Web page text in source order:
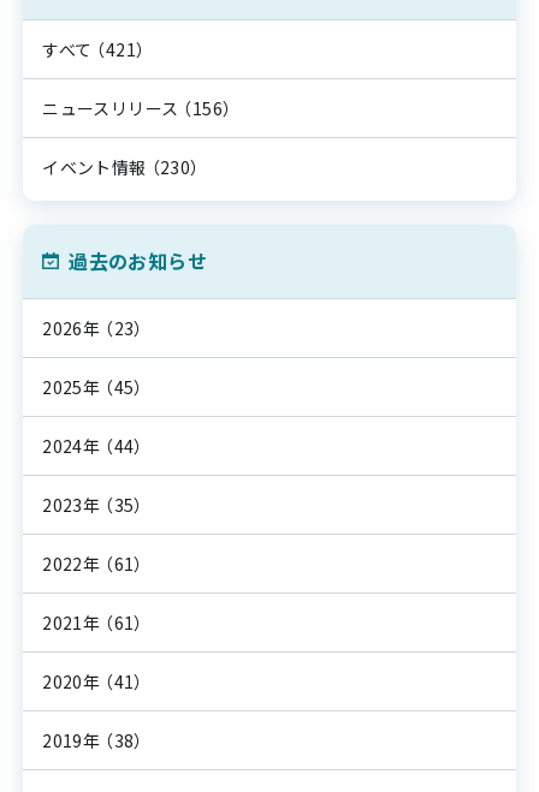
すべて （421）
ニュースリリース （156）
イベント情報 （230）
過去のお知らせ
2026年 （23）
2025年 （45）
2024年 （44）
2023年 （35）
2022年 （61）
2021年 （61）
2020年 （41）
2019年 （38）